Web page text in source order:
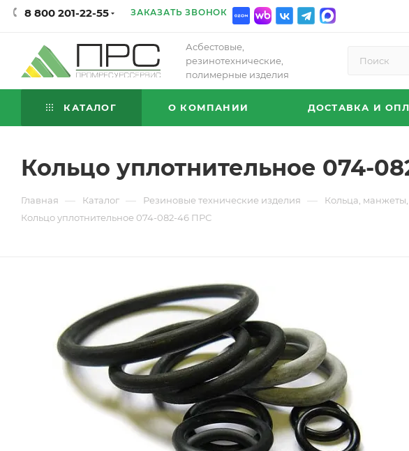
8 800 201-22-55 ЗАКАЗАТЬ ЗВОНОК
Асбестовые,
резинотехнические,
полимерные изделия
КАТАЛОГ О КОМПАНИИ ДОСТАВКА И
Кольцо уплотнительное 074-
Главная — Каталог — Резиновые технические изделия — Кольца,
Кольцо уплотнительное 074-082-46 ПРС